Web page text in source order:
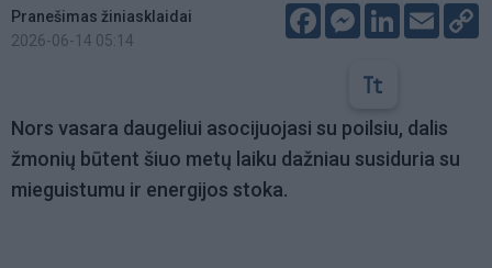
Pranešimas žiniasklaidai
2026-06-14 05:14
FacebookMessenger
LinkedIn
Email
Nors vasara daugeliui asocijuojasi su poilsiu, dalis
žmonių būtent šiuo metų laiku dažniau susiduria su
mieguistumu ir energijos stoka.